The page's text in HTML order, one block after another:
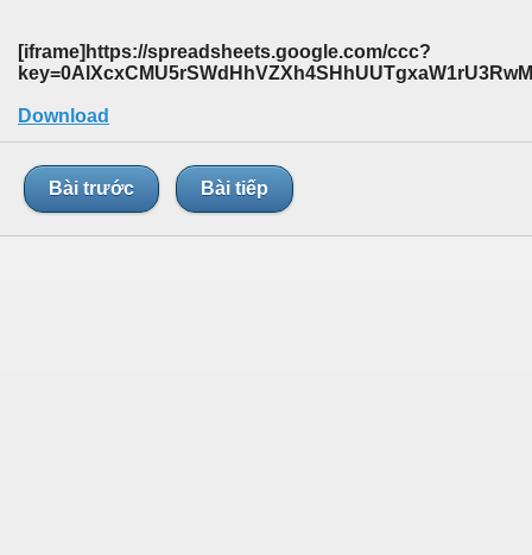
[iframe]https://spreadsheets.google.com/ccc?
Download
Bài trước Bài tiếp